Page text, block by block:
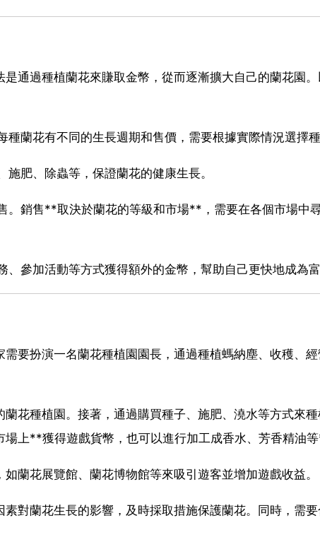
通過種植蘭花來賺取金幣，從而逐漸擴大自己的蘭花園
蘭花有不同的生長週期和售價，需要根據實際情況選擇種
肥、除蟲等，保證蘭花的健康生長。
。銷售**取決於蘭花的等級和市場**，需要在各個市場中
參加活動等方式獲得額外的金幣，幫助自己更快地成為富
要扮演一名蘭花種植園園長，通過種植螞納塵、收穫、
花種植園。接著，通過購買種子、施肥、澆水等方式來
上**獲得遊戲貨幣，也可以進行加工成香水、芳香精油等
蘭花展覽館、蘭花博物館等來吸引遊客並增加遊戲收益。
對蘭花生長的影響，及時採取措施保護蘭花。同時，需